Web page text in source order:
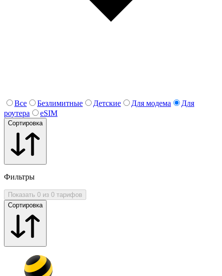
Все Безлимитные Детские Для модема
Для
роутера
eSIM
Сортировка
Фильтры
Показать 0 из 0 тарифов
Сортировка